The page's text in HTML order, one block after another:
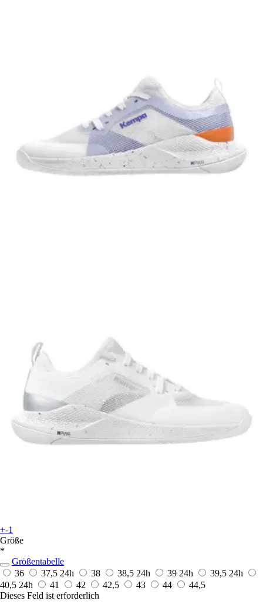
+-1
Größe
*
Größentabelle
36
37,5 24h 38 38,5 24h 39 24h 39,5 24h
40,5 24h 41 42 42,5 43 44
44,5
Dieses Feld ist erforderlich